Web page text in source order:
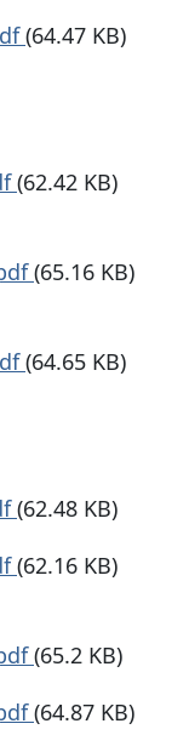
(64.47 KB)
(62.42 KB)
(65.16 KB)
(64.65 KB)
(62.48 KB)
(62.16 KB)
(65.2 KB)
(64.87 KB)